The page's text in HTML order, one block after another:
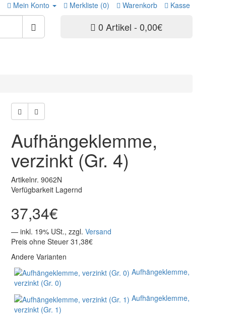
Mein Konto Merkliste (0) Warenkorb Kasse
0 Artikel - 0,00€
Aufhängeklemme,
verzinkt (Gr. 4)
Artikelnr. 9062N
Verfügbarkeit Lagernd
37,34€
— inkl. 19% USt., zzgl. Versand
Preis ohne Steuer 31,38€
Andere Varianten
Aufhängeklemme,
verzinkt (Gr. 0)
Aufhängeklemme,
verzinkt (Gr. 1)